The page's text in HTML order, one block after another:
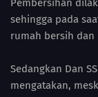
Pembersihan
sehingga pada
rumah bersih dan
Sedangkan Dan
mengatakan,